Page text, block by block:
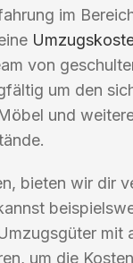
im
von
um den
und
bieten wir dir
mit
um die